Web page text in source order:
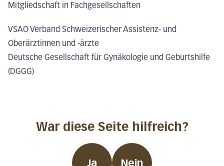
Mitgliedschaft in Fachgesellschaften
VSAO Verband Schweizerischer Assistenz- und
Oberärztinnen und -ärzte
Deutsche Gesellschaft für Gynäkologie und Geburtshilfe
(DGGG)
War diese Seite hilfreich?
Ja Nein